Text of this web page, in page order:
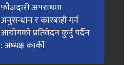
फाैजदारी अपराधमा
अनुसन्धान र कारबाही गर्न
आयाेगकाे प्रतिवेदन कुर्नु पर्दैन
: अध्यक्ष कार्की